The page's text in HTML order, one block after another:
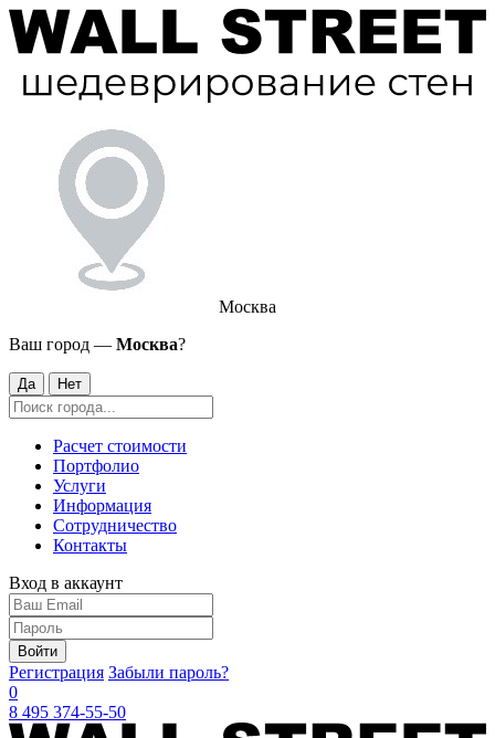
Москва
Ваш город — Москва?
Да Нет
Расчет стоимости
Портфолио
Услуги
Информация
Сотрудничество
Контакты
Вход в аккаунт
Войти
Регистрация Забыли пароль?
0
8 495 374-55-50